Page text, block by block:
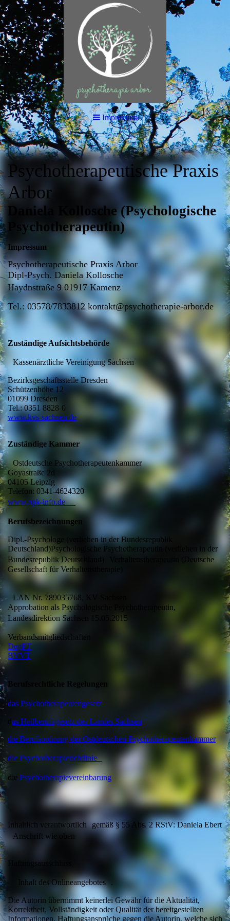
Impressum
Psychotherapeutische Praxis
Arbor
Daniela Kollosche (Psychologische
Psychotherapeutin)
Impressum
Psychotherapeutische Praxis Arbor
Dipl-Psych. Daniela Kollosche
Haydnstraße 901917 Kamenz
Tel.: 03578/7833812 kontakt@psychotherapie-arbor.de
Zuständige Aufsichtsbehörde
Kassenärztliche Vereinigung Sachsen
Bezirksgeschäftsstelle Dresden
Schützenhöhe 12
01099 Dresden
Tel.: 0351 8828-0
www.kvs-sachsen.de
Zuständige Kammer
Ostdeutsche Psychotherapeutenkammer
Goyastraße 2d
04105 Leipzig
Telefon: 0341-4624320
www.opk-info.de
Berufsbezeichnungen
Dipl.-Psychologe (verliehen in der Bundesrepublik
Deutschland)Psychologische Psychotherapeutin (verliehen in der
Bundesrepublik Deutschland) Verhaltenstherapeutin (Deutsche
Gesellschaft für Verhaltenstherapie)
LAN Nr. 789035768, KV Sachsen
Approbation als Psychologische Psychotherapeutin,
Landesdirektion Sachsen 15.05.2015
Verbandsmitgliedschaften
DegPT
BVVT
Berufsrechtliche Regelungen
das Psychotherapeutengesetz
as Heilberufsgesetz des Landes Sachsen
die Berufsordnung der Ostdeutschen Psychotherapeutenkammer
die Psychotherapierichtlinie
die Psychotherapievereinbarung
Inhaltlich verantwortlich gemäß § 55 Abs. 2 RStV: Daniela Ebert
Anschrift wie oben
Haftungsausschluss
Inhalt des Onlineangebotes .
Die Autorin übernimmt keinerlei Gewähr für die Aktualität,
Korrektheit, Vollständigkeit oder Qualität der bereitgestellten
Informationen. Haftungsansprüche gegen die Autorin, welche sich